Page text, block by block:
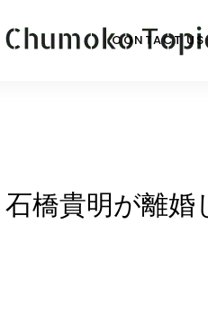
CONTACT US
石橋貴明が離婚